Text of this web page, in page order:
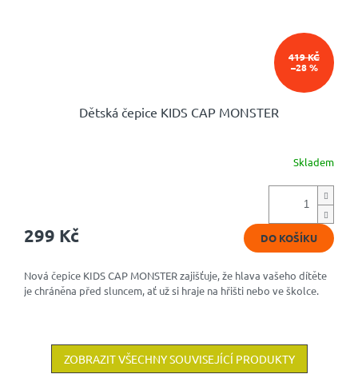
419 KČ
–28 %
Dětská čepice KIDS CAP MONSTER
Skladem
299 Kč DO KOŠÍKU
Nová čepice KIDS CAP MONSTER zajišťuje, že hlava vašeho dítěte
je chráněna před sluncem, ať už si hraje na hřišti nebo ve školce.
ZOBRAZIT VŠECHNY SOUVISEJÍCÍ PRODUKTY